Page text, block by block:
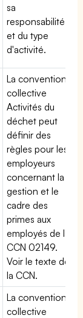
sa
responsabilité
et du type
d'activité.
La convention
collective
Activités du
déchet peut
définir des
règles pour les
employeurs
concernant la
gestion et le
cadre des
primes aux
employés de la
CCN 02149.
Voir le texte de
la CCN.
La convention
collective